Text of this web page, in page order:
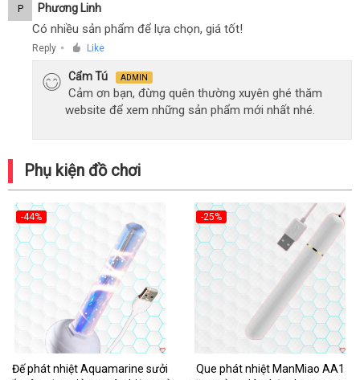
P Phương Linh
Có nhiều sản phẩm để lựa chọn, giá tốt!
Reply ● Like
Cẩm Tú ADMIN
Cảm ơn bạn, đừng quên thường xuyên ghé thăm
website để xem những sản phẩm mới nhất nhé.
Phụ kiện đồ chơi
-44%
Hot
Đế phát nhiệt Aquamarine sưởi
-25%
Hot
Que phát nhiệt ManMiao AA1